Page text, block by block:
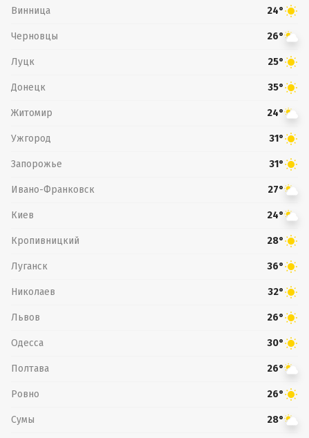
Винница 24°
Черновцы 26°
Луцк 25°
Донецк 35°
Житомир 24°
Ужгород 31°
Запорожье 31°
Ивано-Франковск 27°
Киев 24°
Кропивницкий 28°
Луганск 36°
Николаев 32°
Львов 26°
Одесса 30°
Полтава 26°
Ровно 26°
Сумы 28°